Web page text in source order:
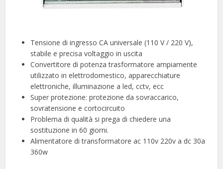
Tensione di ingresso CA universale (110 V / 220 V),
stabile e precisa voltaggio in uscita
Convertitore di potenza trasformatore ampiamente
utilizzato in elettrodomestico, apparecchiature
elettroniche, illuminazione a led, cctv, ecc
Super protezione: protezione da sovraccarico,
sovratensione e cortocircuito
Problema di qualità si prega di chiedere una
sostituzione in 60 giorni.
Alimentatore di transformatore ac 110v 220v a dc 30a
360w